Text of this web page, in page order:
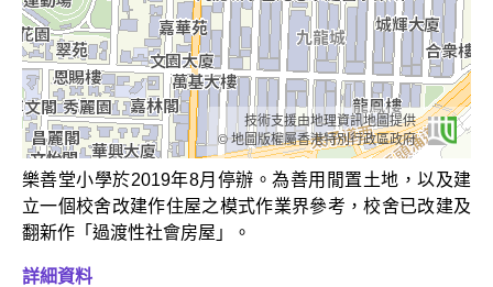
技術支援由地理資訊地圖提供
© 地圖版權屬香港特別行政區政府
樂善堂小學於2019年8月停辦。為善用閒置土地，以及建
立一個校舍改建作住屋之模式作業界參考，校舍已改建及
翻新作「過渡性社會房屋」。
詳細資料